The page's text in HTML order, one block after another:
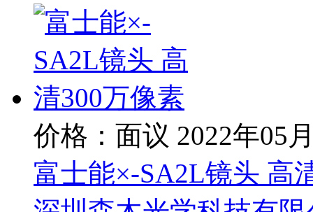
价格：面议 2022年05
富士能×-SA2L镜头 高